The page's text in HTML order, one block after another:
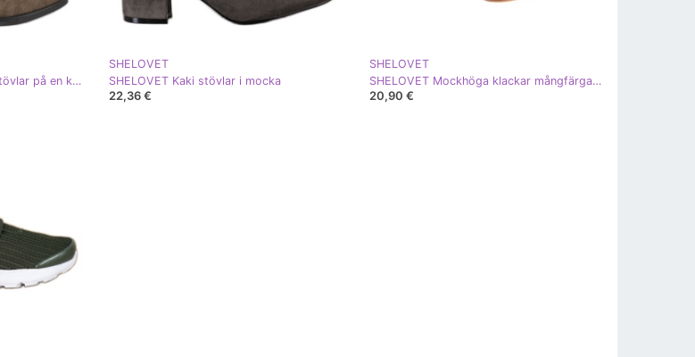
SHELOVET Varma cowboystövlar på en kil kaki grön
SHELOVET
SHELOVET Kaki stövlar i mocka
22,36 €
SHELOVET
SHELOVET Mockhöga klackar mångfärgad kaki
20,90 €